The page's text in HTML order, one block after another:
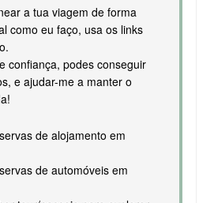
a tua viagem de forma
como eu faço, usa os links
confiança, podes conseguir
e ajudar-me a manter o
de alojamento em
de automóveis em